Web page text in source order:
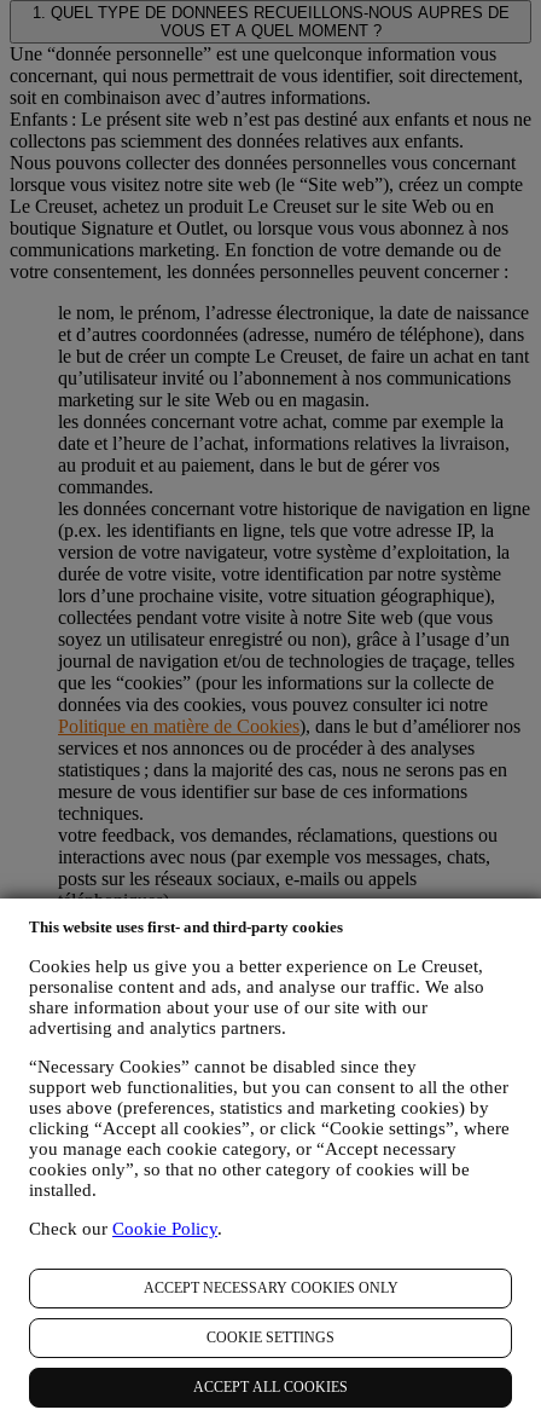
This website uses first- and third-party cookies
Cookies help us give you a better experience on Le Creuset,
personalise content and ads, and analyse our traffic. We also
share information about your use of our site with our
advertising and analytics partners.
“Necessary Cookies” cannot be disabled since they
support web functionalities, but you can consent to all the other
uses above (preferences, statistics and marketing cookies) by
clicking “Accept all cookies”, or click “Cookie settings”, where
you manage each cookie category, or “Accept necessary
cookies only”, so that no other category of cookies will be
installed.
Check our Cookie Policy.
ACCEPT NECESSARY COOKIES ONLY
COOKIE SETTINGS
ACCEPT ALL COOKIES
1. QUEL TYPE DE DONNEES RECUEILLONS-NOUS AUPRES DE
VOUS ET A QUEL MOMENT ?
Une “donnée personnelle” est une quelconque information vous
concernant, qui nous permettrait de vous identifier, soit directement,
soit en combinaison avec d’autres informations.
Enfants : Le présent site web n’est pas destiné aux enfants et nous ne
collectons pas sciemment des données relatives aux enfants.
Nous pouvons collecter des données personnelles vous concernant
lorsque vous visitez notre site web (le “Site web”), créez un compte
Le Creuset, achetez un produit Le Creuset sur le site Web ou en
boutique Signature et Outlet, ou lorsque vous vous abonnez à nos
communications marketing. En fonction de votre demande ou de
votre consentement, les données personnelles peuvent concerner :
le nom, le prénom, l’adresse électronique, la date de naissance
et d’autres coordonnées (adresse, numéro de téléphone), dans
le but de créer un compte Le Creuset, de faire un achat en tant
qu’utilisateur invité ou l’abonnement à nos communications
marketing sur le site Web ou en magasin.
les données concernant votre achat, comme par exemple la
date et l’heure de l’achat, informations relatives la livraison,
au produit et au paiement, dans le but de gérer vos
commandes.
les données concernant votre historique de navigation en ligne
(p.ex. les identifiants en ligne, tels que votre adresse IP, la
version de votre navigateur, votre système d’exploitation, la
durée de votre visite, votre identification par notre système
lors d’une prochaine visite, votre situation géographique),
collectées pendant votre visite à notre Site web (que vous
soyez un utilisateur enregistré ou non), grâce à l’usage d’un
journal de navigation et/ou de technologies de traçage, telles
que les “cookies” (pour les informations sur la collecte de
données via des cookies, vous pouvez consulter ici notre
Politique en matière de Cookies), dans le but d’améliorer nos
services et nos annonces ou de procéder à des analyses
statistiques ; dans la majorité des cas, nous ne serons pas en
mesure de vous identifier sur base de ces informations
techniques.
votre feedback, vos demandes, réclamations, questions ou
interactions avec nous (par exemple vos messages, chats,
posts sur les réseaux sociaux, e-mails ou appels
téléphoniques).
Les données personnelles vous concernant, que nous collectons
lorsque vous utilisez le Site web ou lorsque vous nous fournissez de
toute autre façon une quelconque information d’identification
personnelle, sont dûment protégées et vos droits au respect de la vie
privée sont expliqués sous le paragraphe 8 ci-dessous.
Le contrôleur des données relatives aux services d’e-commerce
proposés sur le Site web est Le Creuset Benelux SA, dont le siège
social est établi à Le Creuset Benelux SA, 4 Rue de la Presse, 1000
Bruxelles, Belgique.
Si vous acceptez de recevoir des communications commerciales de
notre part, vous ferez partie de la base de données des
conjointement, par Le Creuset BENELUX et Group AG, dont le
représentant désigné dans l'UE est Le Creuset SL, numéro de TVA
B62153630, dont les bureaux sont situés Paseo de Gracia 9 2º,
08007 Barcelone, Espagne. L’accord de responsabilité conjointe
pourvoit (a) à Le Creuset Group AG la responsabilité de la stratégie
marketing globale et de l’expérience client personnalisée ; (b) aux
filiales locales Le Creuset le bénéfice et l’implantation de cette
stratégie, ainsi que la possibilité de développer des initiatives